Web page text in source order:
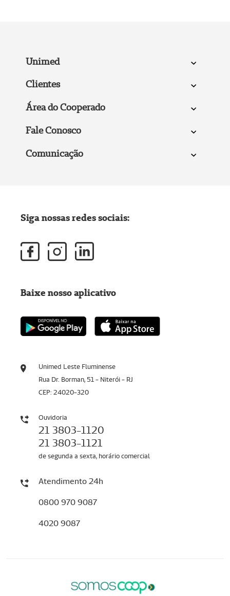
Unimed
Clientes
Área do Cooperado
Fale Conosco
Comunicação
Unimed Leste Fluminense
Rua Dr. Borman, 51 - Niterói - RJ
CEP: 24020-320
Ouvidoria
21 3803-1120
21 3803-1121
de segunda a sexta, horário comercial
Atendimento 24h
0800 970 9087
4020 9087
Siga nossas redes sociais:
Baixe nosso aplicativo